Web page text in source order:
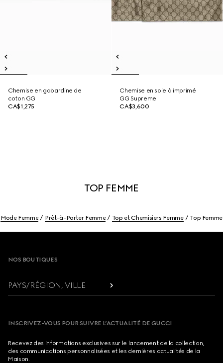
Chemise en gabardine de
coton GG
CA$1,275
Chemise en soie à imprimé
GG Supreme
CA$3,600
TOP FEMME
Mode Femme Prêt-à-Porter Femme Top et Chemisiers Femme Top Femme
NOS BOUTIQUES
PAYS/RÉGION, VILLE
INSCRIVEZ-VOUS POUR SUIVRE L’ACTUALITÉ DE GUCCI
Recevez des informations exclusives sur le lancement de la collection,
des communications personnalisées et les dernières actualités de la
Maison.